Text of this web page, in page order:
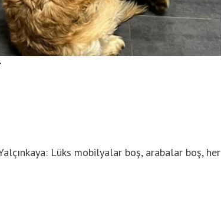
Lüks mobilyalar boş, arabalar boş, her